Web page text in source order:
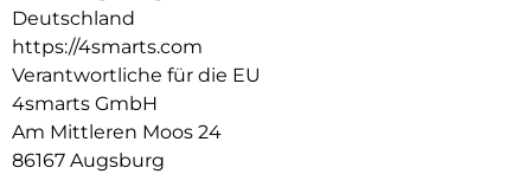
Deutschland
https://4smarts.com
Verantwortliche für die EU
4smarts GmbH
Am Mittleren Moos 24
86167 Augsburg